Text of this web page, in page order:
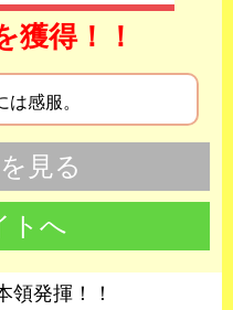
獲得！！
感服。
見る
トへ
領発揮！！